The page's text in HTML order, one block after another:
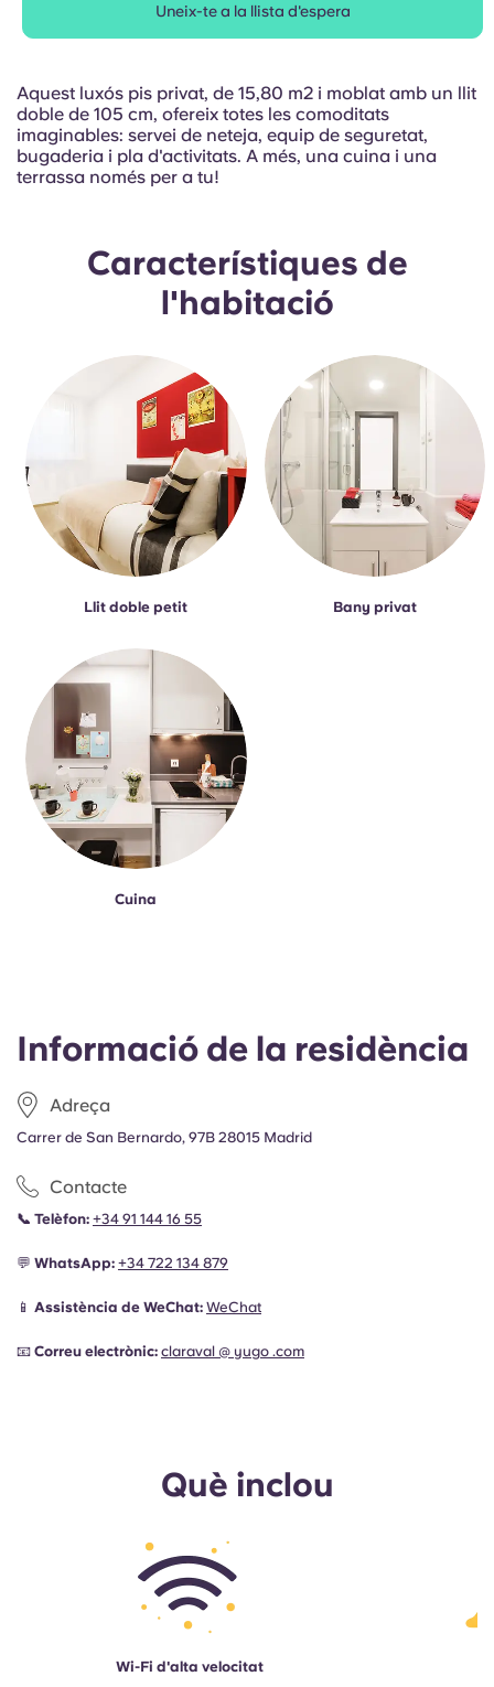
Italian
French
Informació de la residència
Adreça
Carrer de San Bernardo, 97B 28015 Madrid
Contacte
📞 Telèfon: +34 91 144 16 55
💬 WhatsApp: +34 722 134 879
📱 Assistència de WeChat: WeChat
📧 Correu electrònic: claraval @ yugo .com
Què inclou
Wi-Fi d'alta velocitat
Uneix-te a la llista d'espera
Aquest luxós pis privat, de 15,80 m2 i moblat amb un llit
doble de 105 cm, ofereix totes les comoditats
imaginables: servei de neteja, equip de seguretat,
bugaderia i pla d'activitats. A més, una cuina i una
terrassa només per a tu!
Característiques de
l'habitació
Llit doble petit Bany privat
Cuina